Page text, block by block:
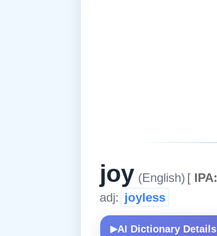
joy (English) [ IPA:
adj: joyless
▶AI Dictionary Details